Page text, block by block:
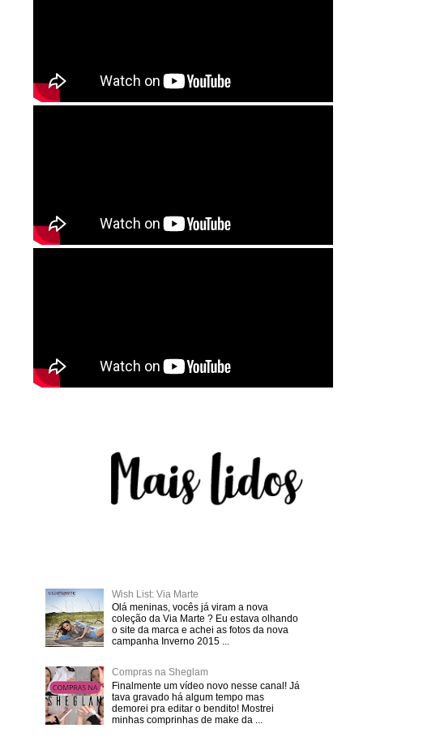
Wish List: Via Marte
Olá meninas, vocês já viram a nova
coleção da Via Marte ? Eu estava olhando
o site da marca e achei as fotos da nova
campanha Inverno 2015 ...
Compras na Sheglam
Finalmente um vídeo novo nesse canal! Já
tava gravado há algum tempo mas
demorei pra editar o bendito! Mostrei
minhas comprinhas de make da ...